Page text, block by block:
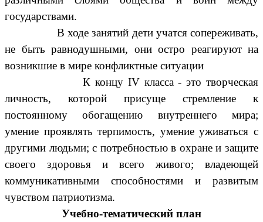
государствами.
В ходе занятий дети учатся сопереживать,
не быть равнодушными, они остро реагируют на
возникшие в мире конфликтные ситуации
К концу IV класса - это творческая
личность, которой присуще стремление к
постоянному обогащению внутреннего мира;
умение проявлять терпимость, умение уживаться с
другими людьми; с потребностью в охране и защите
своего здоровья и всего живого; владеющей
коммуникативными способностями и развитым
чувством патриотизма.
Учебно-тематический план